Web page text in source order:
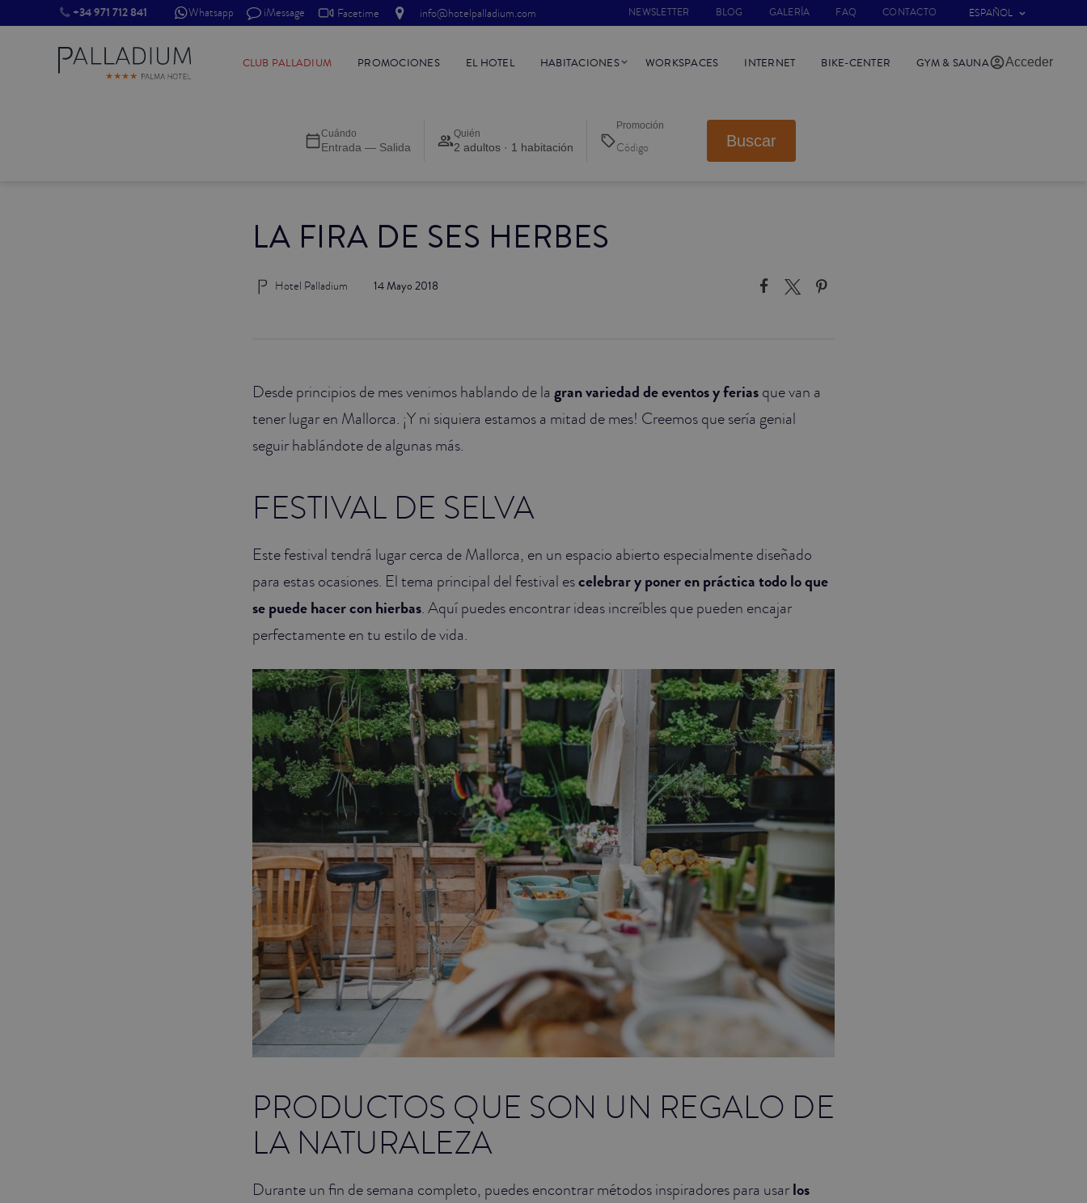
LA FIRA DE SES HERBES
14 Mayo 2018
Hotel Palladium
Desde principios de mes venimos hablando de la gran variedad de eventos y feriasque van a
tener lugar en Mallorca. ¡Y ni siquiera estamos a mitad de mes! Creemos que sería genial
seguir hablándote de algunas más.
FESTIVAL DE SELVA
Este festival tendrá lugar cerca de Mallorca, en un espacio abierto especialmente diseñado
para estas ocasiones. El tema principal del festival escelebrar y poner en práctica todo lo que
se puede hacer con hierbas. Aquí puedes encontrar ideas increíbles que pueden encajar
perfectamente en tu estilo de vida.
PRODUCTOS QUE SON UN REGALO DE
LA NATURALEZA
Durante un fin de semana completo, puedes encontrar métodos inspiradores para usarlos
+34 971 712 841 Whatsapp iMessage Facetime info@hotelpalladium.com NEWSLETTER BLOG GALERÍA FAQ CONTACTO ESPAÑOL
CLUB PALLADIUM PROMOCIONES EL HOTEL HABITACIONES WORKSPACES INTERNET BIKE-CENTER GYM & SAUNA Acceder
Cuándo
Entrada — Salida
Quién
2 adultos · 1 habitación
Promoción
Buscar
INDIVIDUAL RED